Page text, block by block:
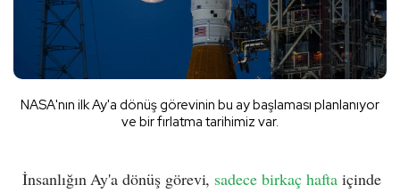
NASA'nın ilk Ay'a dönüş görevinin bu ay başlaması planlanıyor
ve bir fırlatma tarihimiz var.
İnsanlığın Ay'a dönüş görevi, sadece birkaç hafta içinde